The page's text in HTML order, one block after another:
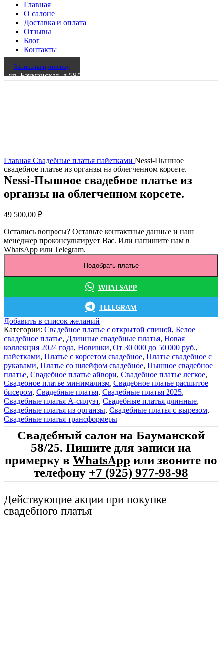
Главная
О салоне
Доставка и оплата
Отзывы
Блог
Контакты
Запись на примерку
ул. Бауманская, д.58/25 стр.6
Главная Свадебные платья пайетками Nessi-Пышное
свадебное платье из органзы на облегченном корсете.
Nessi-Пышное свадебное платье из
органзы на облегченном корсете.
49 500,00 ₽
Остались вопросы? Оставьте контактные данные и наш
менеджер проконсультирует Вас. Или напишите нам в
WhatsApp или Telegram.
Подобрать платье
WHATSAPP
TELEGRAM
Добавить в список желаний
Категории: Cвадебное платье с открытой спиной, Белое
свадебное платье, Длинные свадебные платья, Новая
коллекция 2024 года, Новинки, От 30 000 до 50 000 руб.,
пайетками, Платье с корсетом свадебное, Платье свадебное с
рукавами, Платье со шлейфом свадебное, Пышное свадебное
платье, Свадебное платье айвори, Свадебное платье легкое,
Свадебное платье минимализм, Свадебное платье расшитое
бисером, Свадебные платья, Свадебные платья 2025,
Свадебные платья А-силуэт, Свадебные платья длинные,
Свадебные платья из органзы, Свадебные платья с вырезом,
Свадебные платья трансформеры
Свадебный салон на Бауманской
58/25. Пишите для записи на
примерку в WhatsApp или звоните по
телефону +7 (925) 977-98-98
Действующие акции при покупке
свадебного платья